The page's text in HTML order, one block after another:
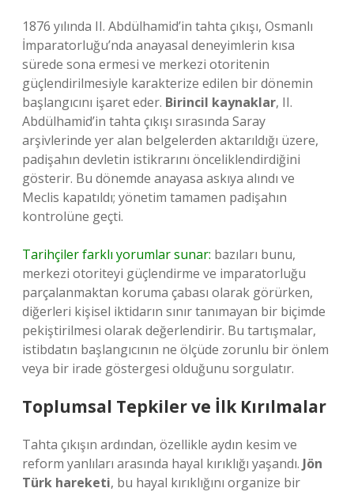
1876 yılında II. Abdülhamid’in tahta çıkışı, Osmanlı
İmparatorluğu’nda anayasal deneyimlerin kısa
sürede sona ermesi ve merkezi otoritenin
güçlendirilmesiyle karakterize edilen bir dönemin
başlangıcını işaret eder. Birincil kaynaklar, II.
Abdülhamid’in tahta çıkışı sırasında Saray
arşivlerinde yer alan belgelerden aktarıldığı üzere,
padişahın devletin istikrarını önceliklendirdiğini
gösterir. Bu dönemde anayasa askıya alındı ve
Meclis kapatıldı; yönetim tamamen padişahın
kontrolüne geçti.
Tarihçiler farklı yorumlar sunar: bazıları bunu,
merkezi otoriteyi güçlendirme ve imparatorluğu
parçalanmaktan koruma çabası olarak görürken,
diğerleri kişisel iktidarın sınır tanımayan bir biçimde
pekiştirilmesi olarak değerlendirir. Bu tartışmalar,
istibdatın başlangıcının ne ölçüde zorunlu bir önlem
veya bir irade göstergesi olduğunu sorgulatır.
Toplumsal Tepkiler ve İlk Kırılmalar
Tahta çıkışın ardından, özellikle aydın kesim ve
reform yanlıları arasında hayal kırıklığı yaşandı. Jön
Türk hareketi, bu hayal kırıklığını organize bir